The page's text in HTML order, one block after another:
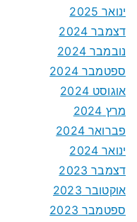
ינואר 2025
דצמבר 2024
נובמבר 2024
ספטמבר 2024
אוגוסט 2024
מרץ 2024
פברואר 2024
ינואר 2024
דצמבר 2023
אוקטובר 2023
ספטמבר 2023